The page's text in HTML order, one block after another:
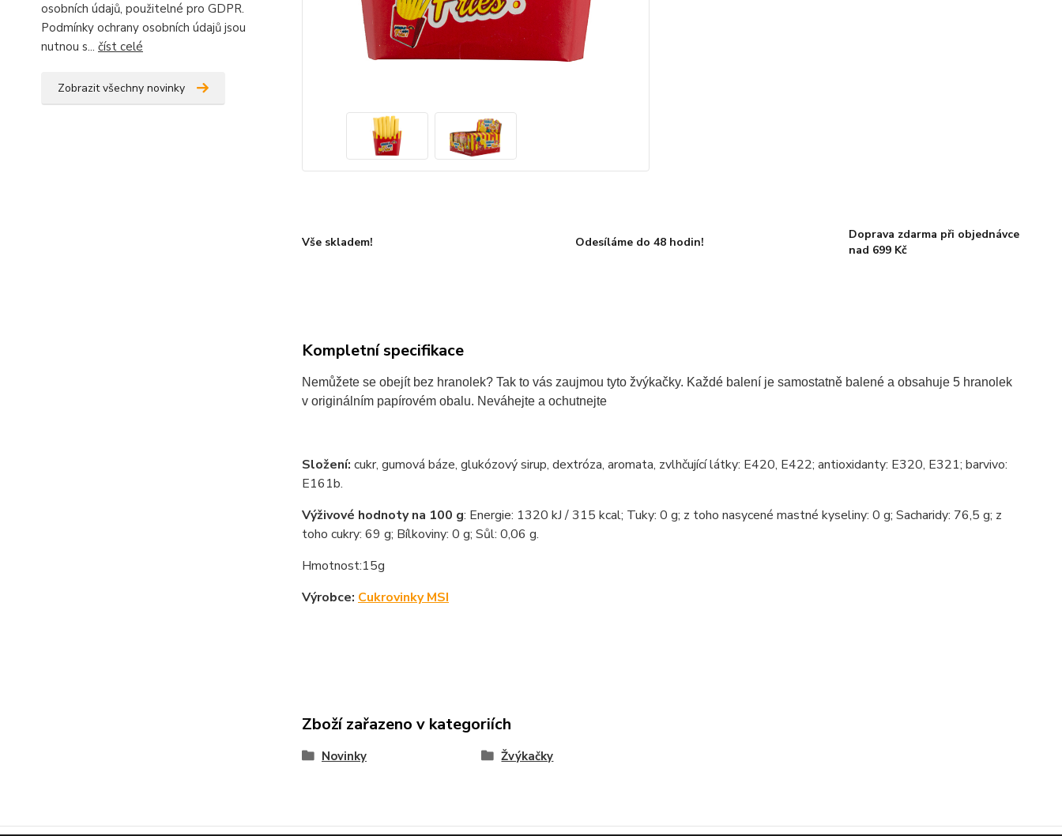
osobních údajů, použitelné pro GDPR.
Podmínky ochrany osobních údajů jsou
nutnou s... číst celé
Zobrazit všechny novinky
Vše skladem! Odesíláme do 48 hodin!
Doprava zdarma při objednávce
nad 699 Kč
Kompletní specifikace
Nemůžete se obejít bez hranolek? Tak to vás zaujmou tyto žvýkačky. Každé balení je samostatně balené a obsahuje 5 hranolek
v originálním papírovém obalu. Neváhejte a ochutnejte
Složení: cukr, gumová báze, glukózový sirup, dextróza, aromata, zvlhčující látky: E420, E422; antioxidanty: E320, E321; barvivo:
E161b.
Výživové hodnoty na 100 g: Energie: 1320 kJ / 315 kcal; Tuky: 0 g; z toho nasycené mastné kyseliny: 0 g; Sacharidy: 76,5 g; z
toho cukry: 69 g; Bílkoviny: 0 g; Sůl: 0,06 g.
Hmotnost:15g
Výrobce: Cukrovinky MSI
Zboží zařazeno v kategoriích
Novinky Žvýkačky